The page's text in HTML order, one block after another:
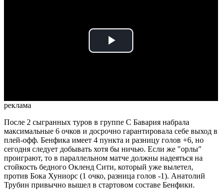
Play
реклама
После 2 сыгранных туров в группе С Бавария набрала
максимальные 6 очков и досрочно гарантировала себе выход в
плей-офф. Бенфика имеет 4 пункта и разницу голов +6, но
сегодня следует добывать хотя бы ничью. Если же "орлы"
проиграют, то в параллельном матче должны надеяться на
стойкость бедного Окленд Сити, который уже вылетел,
против Бока Хуниорс (1 очко, разница голов -1). Анатолий
Трубин привычно вышел в стартовом составе Бенфики.